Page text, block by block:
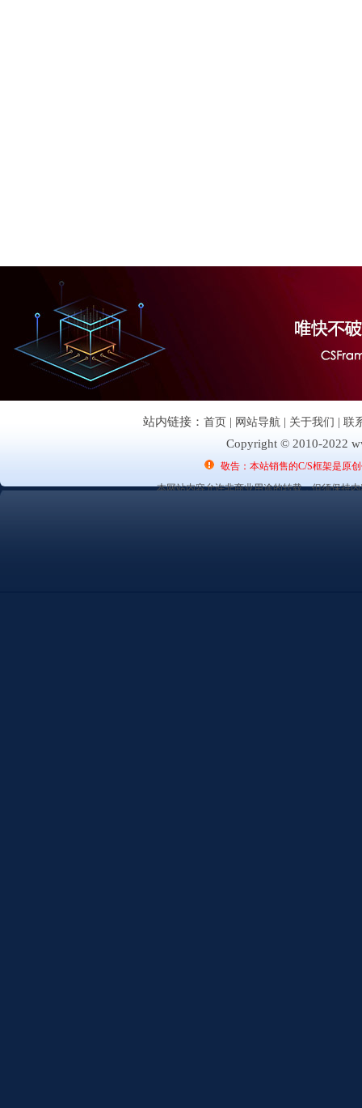
站内链接： 首页 | 网站导航 | 关于我们 | 联
Copyright © 2010-2022
敬告：本站销售的C/S框架是原
本网站内容允许非商业用途的转载，但须保持